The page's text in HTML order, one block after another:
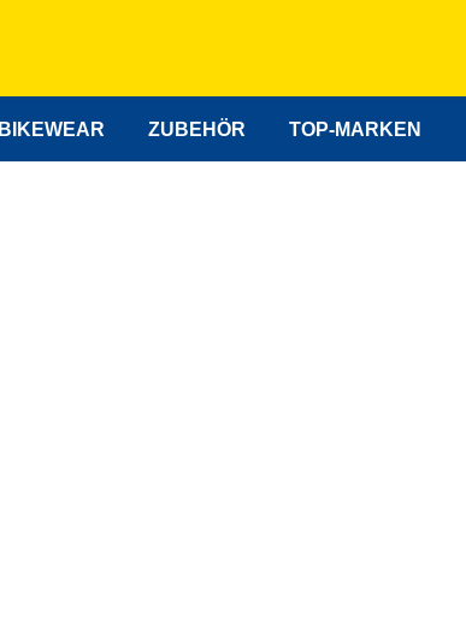
BIKEWEAR ZUBEHÖR TOP-MARKEN